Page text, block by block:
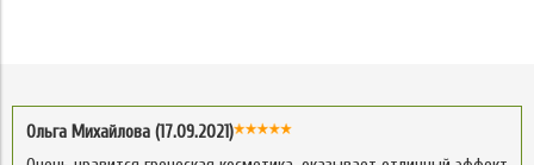
Ольга Михайлова (17.09.2021)